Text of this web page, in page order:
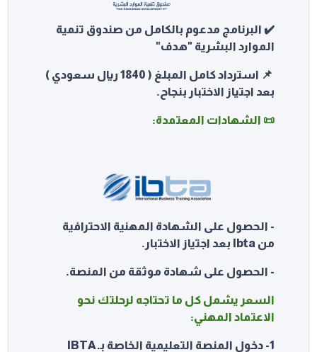
✔️ البرنامج مدعوم بالكامل من صندوق تنمية
الموارد البشرية "هدف"
📌 استرداد كامل المبلغ ( 1840 ريال سعودي )
بعد اجتياز الاختبار بنجاح.
📜 الشهادات المعتمدة:
- الحصول على الشهادة المهنية الاحترافية
من Ibta بعد اجتياز الاختبار.
- الحصول على شهادة موثقة من المنصة.
السعر يشمل كل ما تحتاجه لرحلتك نحو
الاعتماد المهني:
1- دخول المنصة التعليمية الخاصة بـ IBTA